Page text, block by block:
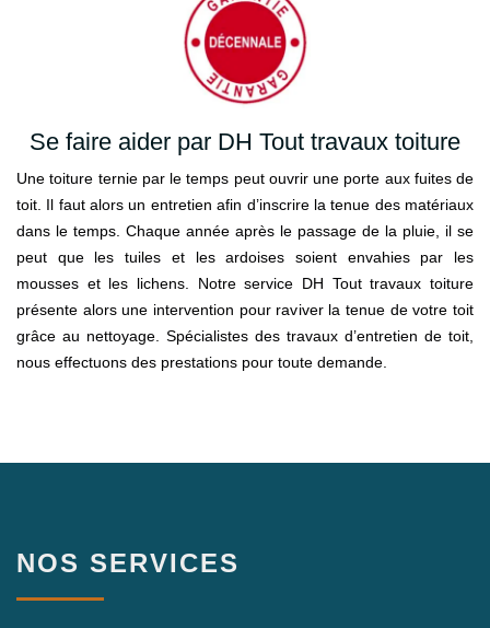
Se faire aider par DH Tout travaux toiture
Une toiture ternie par le temps peut ouvrir une porte aux fuites de
toit. Il faut alors un entretien afin d’inscrire la tenue des matériaux
dans le temps. Chaque année après le passage de la pluie, il se
peut que les tuiles et les ardoises soient envahies par les
mousses et les lichens. Notre service DH Tout travaux toiture
présente alors une intervention pour raviver la tenue de votre toit
grâce au nettoyage. Spécialistes des travaux d’entretien de toit,
nous effectuons des prestations pour toute demande.
NOS SERVICES